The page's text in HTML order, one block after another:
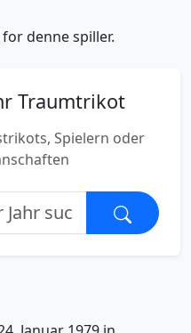
denne spiller.
Traumtrikot
Spielern oder